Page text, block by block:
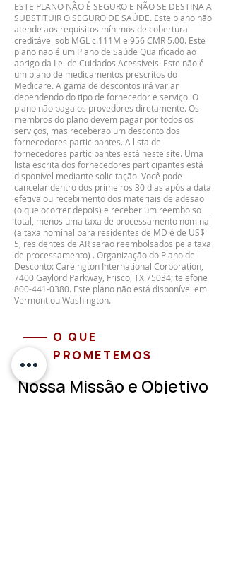
ESTE PLANO NÃO É SEGURO E NÃO SE DESTINA A
SUBSTITUIR O SEGURO DE SAÚDE. Este plano não
atende aos requisitos mínimos de cobertura
creditável sob MGL c.111M e 956 CMR 5.00. Este
plano não é um Plano de Saúde Qualificado ao
abrigo da Lei de Cuidados Acessíveis. Este não é
um plano de medicamentos prescritos do
Medicare. A gama de descontos irá variar
dependendo do tipo de fornecedor e serviço. O
plano não paga os provedores diretamente. Os
membros do plano devem pagar por todos os
serviços, mas receberão um desconto dos
fornecedores participantes. A lista de
fornecedores participantes está neste site. Uma
lista escrita dos fornecedores participantes está
disponível mediante solicitação. Você pode
cancelar dentro dos primeiros 30 dias após a data
efetiva ou recebimento dos materiais de adesão
(o que ocorrer depois) e receber um reembolso
total, menos uma taxa de processamento nominal
(a taxa nominal para residentes de MD é de US$
5, residentes de AR serão reembolsados pela taxa
de processamento) . Organização do Plano de
Desconto: Careington International Corporation,
7400 Gaylord Parkway, Frisco, TX 75034; telefone
800-441-0380. Este plano não está disponível em
Vermont ou Washington.
O QUE
PROMETEMOS
Nossa Missão e Objetivo